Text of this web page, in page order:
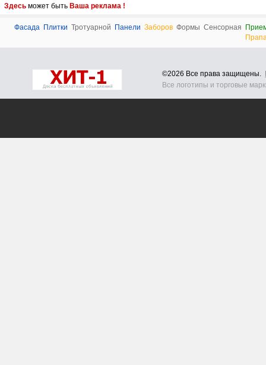
Здесь может быть Ваша реклама !
Фасада Плитки Тротуарной Панели Заборов Формы Сенсорная
©2026 Все права защищены.
Все логотипы и торговые